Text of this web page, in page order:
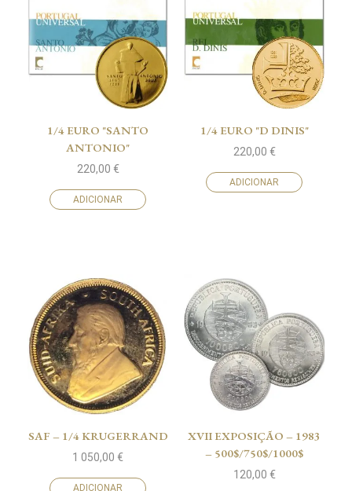
1/4 EURO "SANTO
ANTONIO"
220,00 €
ADICIONAR
1/4 EURO "D DINIS"
220,00 €
ADICIONAR
SAF – 1/4 KRUGERRAND
1 050,00 €
ADICIONAR
XVII EXPOSIÇÃO – 1983
– 500$/750$/1000$
120,00 €